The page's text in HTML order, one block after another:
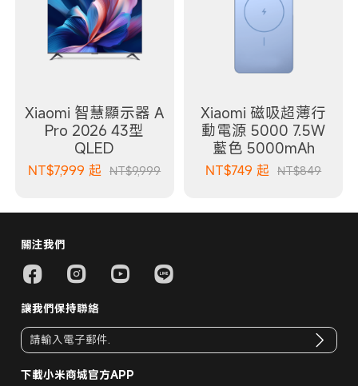
Xiaomi 智慧顯示器 A
Pro 2026 43型
QLED
NT$7,999 起 NT$9,999
Xiaomi 磁吸超薄行
動電源 5000 7.5W
藍色 5000mAh
NT$749 起 NT$849
關注我們
讓我們保持聯絡
下載小米商城官方APP